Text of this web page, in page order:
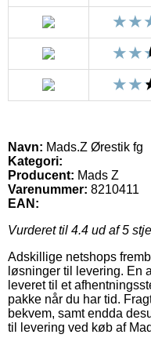
Navn: Mads.Z Ørestik fg
Kategori:
Producent: Mads Z
Varenummer: 8210411
EAN:
Vurderet til 4.4 ud af 5
Adskillige netshops
løsninger til levering. En
leveret til et
pakke når du har tid.
bekvem, samt endda
til levering ved køb af